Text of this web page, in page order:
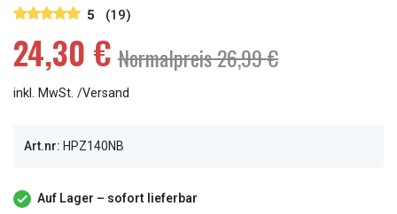
5 (19)
24,30 € Normalpreis 26,99 €
inkl. MwSt. /Versand
Art.nr: HPZ140NB
Auf Lager – sofort lieferbar